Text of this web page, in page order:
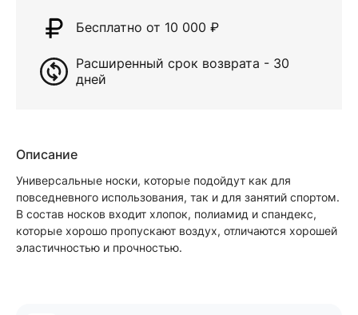
Бесплатно от 10 000 ₽
Расширенный срок возврата - 30
дней
Описание
Универсальные носки, которые подойдут как для
повседневного использования, так и для занятий спортом.
В состав носков входит хлопок, полиамид и спандекс,
которые хорошо пропускают воздух, отличаются хорошей
эластичностью и прочностью.